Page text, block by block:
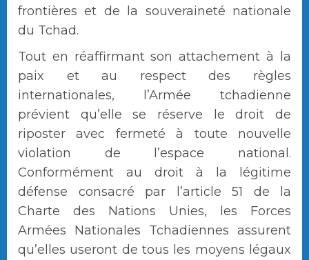
frontières et de la souveraineté nationale
du Tchad.
Tout en réaffirmant son attachement à la
paix et au respect des règles
internationales, l’Armée tchadienne
prévient qu’elle se réserve le droit de
riposter avec fermeté à toute nouvelle
violation de l’espace national.
Conformément au droit à la légitime
défense consacré par l’article 51 de la
Charte des Nations Unies, les Forces
Armées Nationales Tchadiennes assurent
qu’elles useront de tous les moyens légaux